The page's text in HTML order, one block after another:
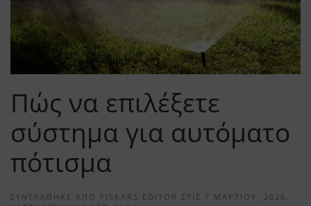
Πώς να επιλέξετε
σύστημα για αυτόματο
πότισμα
ΣΥΝΤΆΧΘΗΚΕ ΑΠΌ FISKARS EDITOR ΣΤΙΣ 7 ΜΑΡΤΊΟΥ, 2026 .